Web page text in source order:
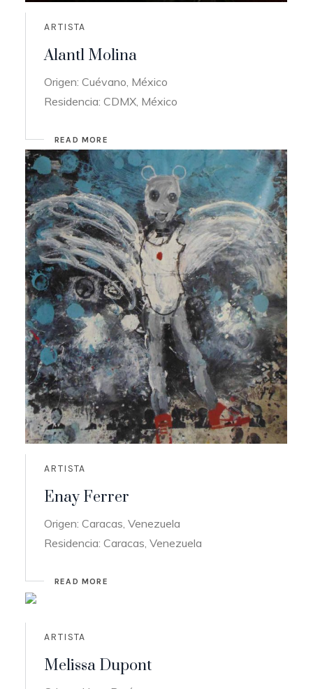
ARTISTA
Alantl Molina
Origen: Cuévano, México
Residencia: CDMX, México
READ MORE
ARTISTA
Enay Ferrer
Origen: Caracas, Venezuela
Residencia: Caracas, Venezuela
READ MORE
ARTISTA
Melissa Dupont